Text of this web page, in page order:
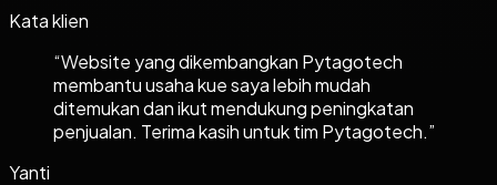
Kata klien
“Website yang dikembangkan Pytagotech
membantu usaha kue saya lebih mudah
ditemukan dan ikut mendukung peningkatan
penjualan. Terima kasih untuk tim Pytagotech.”
Yanti